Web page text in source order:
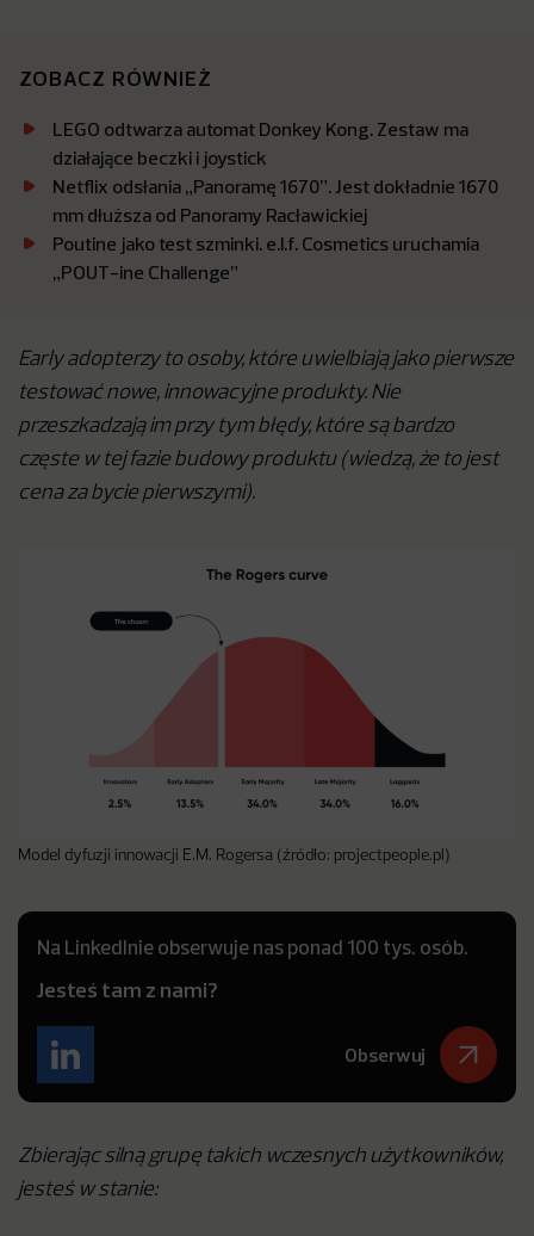
ZOBACZ RÓWNIEŻ
LEGO odtwarza automat Donkey Kong. Zestaw ma
działające beczki i joystick
Netflix odsłania „Panoramę 1670”. Jest dokładnie 1670
mm dłuższa od Panoramy Racławickiej
Poutine jako test szminki. e.l.f. Cosmetics uruchamia
„POUT-ine Challenge”
Early adopterzy to osoby, które uwielbiają jako pierwsze
testować nowe, innowacyjne produkty. Nie
przeszkadzają im przy tym błędy, które są bardzo
częste w tej fazie budowy produktu (wiedzą, że to jest
cena za bycie pierwszymi).
Model dyfuzji innowacji E.M. Rogersa (źródło: projectpeople.pl)
Na LinkedInie obserwuje nas ponad 100 tys. osób.
Jesteś tam z nami?
Obserwuj
Zbierając silną grupę takich wczesnych użytkowników,
jesteś w stanie: